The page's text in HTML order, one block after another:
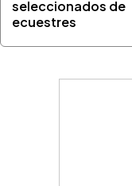
seleccionados de
ecuestres